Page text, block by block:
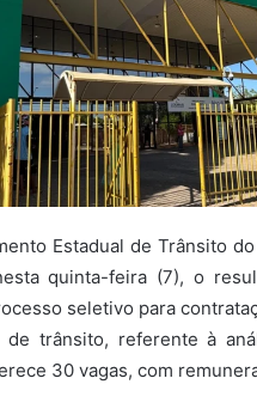
Estadual de Trânsito
quinta-feira (7), o
seletivo para
de trânsito, referente à
30 vagas, com